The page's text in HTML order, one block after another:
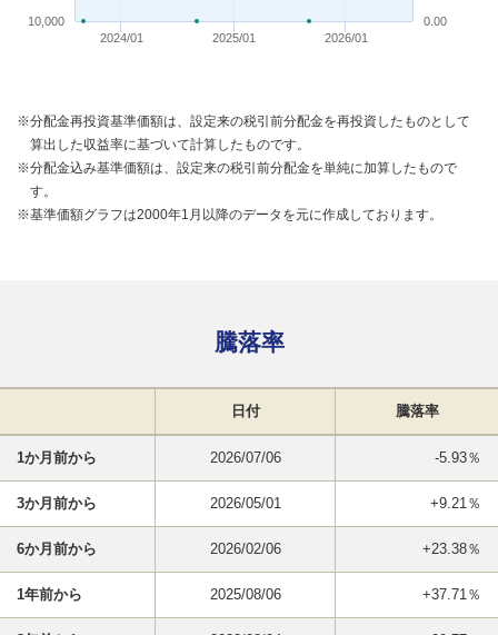
2024/01 2025/01 2026/01
10,000 0.00
※分配金再投資基準価額は、設定来の税引前分配金を再投資したものとして
算出した収益率に基づいて計算したものです。
※分配金込み基準価額は、設定来の税引前分配金を単純に加算したもので
す。
※基準価額グラフは2000年1月以降のデータを元に作成しております。
騰落率
日付 騰落率
1か月前から 2026/07/06 -5.93％
3か月前から 2026/05/01 +9.21％
6か月前から 2026/02/06 +23.38％
1年前から 2025/08/06 +37.71％